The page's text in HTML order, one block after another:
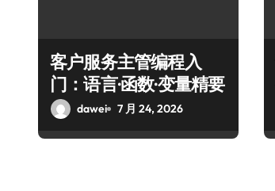
客户服务主管编程入
门：语言·函数·变量精要
dawei 7 月 24, 2026